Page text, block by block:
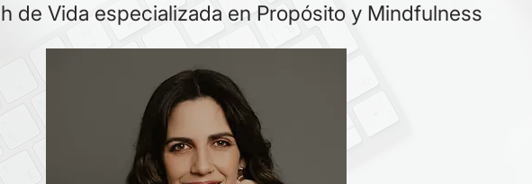
de Vida especializada en Propósito y Mindfulness